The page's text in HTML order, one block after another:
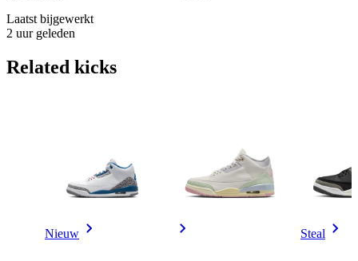
Laatst bijgewerkt
2 uur geleden
Related kicks
Nieuw Steal